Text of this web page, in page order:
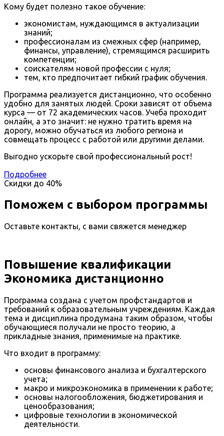
Кому будет полезно такое обучение:
экономистам, нуждающимся в актуализации
знаний;
профессионалам из смежных сфер (например,
финансы, управление), стремящимся расширить
компетенции;
соискателям новой профессии с нуля;
тем, кто предпочитает гибкий график обучения.
Программа реализуется дистанционно, что особенно
удобно для занятых людей. Сроки зависят от объема
курса — от 72 академических часов. Учеба проходит
онлайн, а это значит: не нужно тратить время на
дорогу, можно обучаться из любого региона и
совмещать процесс с работой или другими делами.
Выгодно ускорьте свой профессиональный рост!
Подробнее
Скидки до 40%
Поможем с выбором программы
Оставьте контакты, с вами свяжется менеджер
Повышение квалификации
Экономика дистанционно
Программа создана с учетом профстандартов и
требований к образовательным учреждениям. Каждая
тема и дисциплина продумана таким образом, чтобы
обучающиеся получали не просто теорию, а
прикладные знания, применимые на практике.
Что входит в программу:
основы финансового анализа и бухгалтерского
учета;
макро и микроэкономика в применении к работе;
основы налогообложения, бюджетирования и
ценообразования;
цифровые технологии в экономической
деятельности.